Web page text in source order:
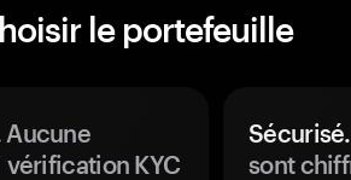
le portefeuille
Aucune
KYC
Sécurisé.
sont